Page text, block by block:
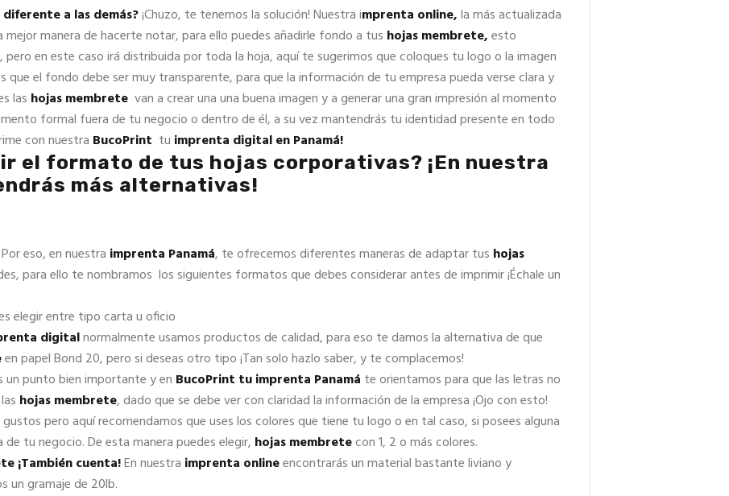
a las demás?¡Chuzo, te tenemos la solución! Nuestra imprenta online,la más actualizada
manera de hacerte notar, para ello puedes añadirle fondo a tus hojas membrete,esto
en este caso irá distribuida por toda la hoja, aquí te sugerimos que coloques tu logo o la imagen
el fondo debe ser muy transparente, para que la información de tu empresa pueda verse clara y
las hojas membrete van a crear una una buena imagen y a generar una gran impresión al momento
formal fuera de tu negocio o dentro de él, a su vez mantendrás tu identidad presente en todo
con nuestra BucoPrint tu imprenta digital en Panamá!
el formato de tus hojas corporativas? ¡En nuestra
más alternativas!
eso, en nuestra imprenta Panamá, te ofrecemos diferentes maneras de adaptar tus hojas
para ello te nombramos los siguientes formatos que debes considerar antes de imprimir ¡Échale un
elegir entre tipo carta u oficio
digitalnormalmente usamos productos de calidad, para eso te damos la alternativa de que
en papel Bond 20, pero si deseas otro tipo ¡Tan solo hazlo saber, y te complacemos!
un punto bien importante y en BucoPrint tuimprenta Panamá te orientamos para que las letras no
hojas membrete, dado que se debe ver con claridad la información de la empresa ¡Ojo con esto!
pero aquí recomendamos que uses los colores que tiene tu logo o en tal caso, si posees alguna
tu negocio. De esta manera puedes elegir, hojas membretecon 1, 2 o más colores.
¡También cuenta!En nuestra imprenta onlineencontrarás un material bastante liviano y
un gramaje de 20lb.